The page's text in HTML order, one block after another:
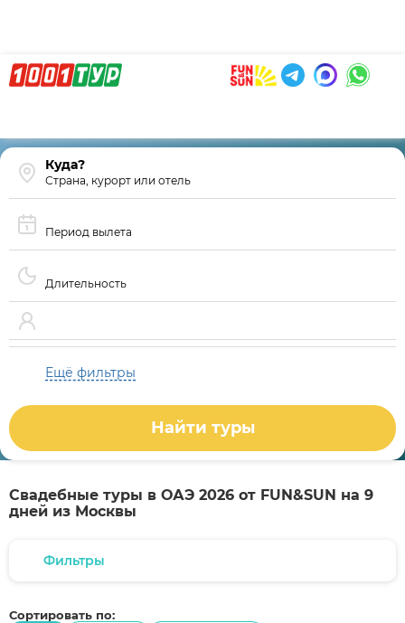
Страна, курорт или отель
Период вылета
Длительность
Ещё фильтры
Найти туры
Свадебные туры в ОАЭ 2026 от FUN&SUN на 9
дней из Москвы
Фильтры
Сортировать по: